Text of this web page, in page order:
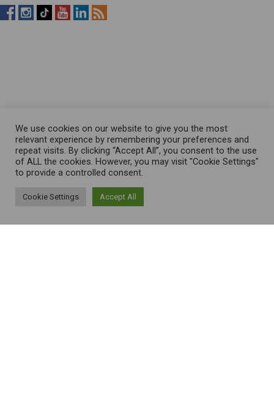
RistopiùNews
RistopiùNews
RistopiùNews
RistopiùNews
RistopiùNews
RSS
We use cookies on our website to give you the most
relevant experience by remembering your preferences and
repeat visits. By clicking “Accept All”, you consent to the use
of ALL the cookies. However, you may visit "Cookie Settings"
to provide a controlled consent.
Cookie Settings Accept All